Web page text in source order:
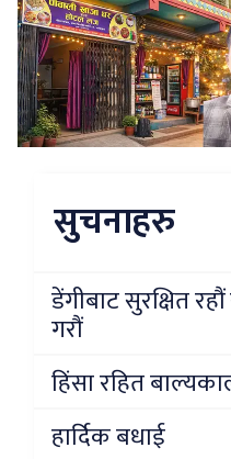
सुचनाहरु
डेंगीबाट सुरक्षित
गरौं
हिंसा रहित
हार्दिक बधाई